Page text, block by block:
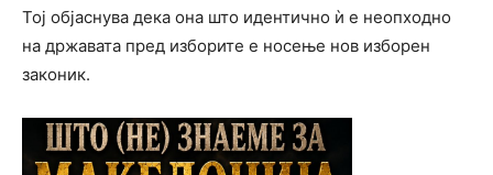
Тој објаснува дека она што идентично ѝ е неопходно
на државата пред изборите е носење нов изборен
законик.